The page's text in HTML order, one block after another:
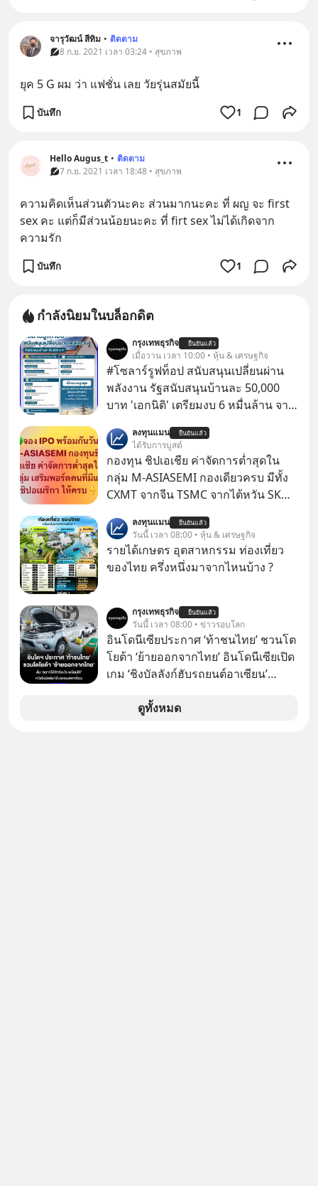
จารุวัฒน์ สีทิม • ติดตาม
8 ก.ย. 2021 เวลา 03:24 • สุขภาพ
ยุค 5 G ผม ว่า แฟชั่น เลย วัยรุ่นสมัยนี้
บันทึก 1
Hello Augus_t • ติดตาม
7 ก.ย. 2021 เวลา 18:48 • สุขภาพ
ความคิดเห็นส่วนตัวนะคะ ส่วนมากนะคะ ที่ ผญ จะ first
sex คะ แต่ก็มีส่วนน้อยนะคะ ที่ firt sex ไม่ได้เกิดจาก
ความรัก
บันทึก 1
กำลังนิยมในบล็อกดิต
กรุงเทพธุรกิจ ยืนยันแล้ว
เมื่อวาน เวลา 10:00 • หุ้น & เศรษฐกิจ
#โซลาร์รูฟท็อป สนับสนุนเปลี่ยนผ่าน
พลังงาน รัฐสนับสนุนบ้านละ 50,000
บาท 'เอกนิติ' เตรียมงบ 6 หมื่นล้าน จาก
Rooftop’ อุดหนุน 5 หมื่นต่อครัวเรือน
ตั้งเป้า 5 แสน 1 ล้านครัวเรือน ดึงแบงก์
รัฐปล่อยกู้ดอกเบี้ยต่ำ
ลงทุนแมน ยืนยันแล้ว
ได้รับการบูสต์
กองทุน ชิปเอเชีย ค่าจัดการต่ำสุดใน
กลุ่ม M-ASIASEMI กองเดียวครบ มีทั้ง
CXMT จากจีน TSMC จากไต้หวัน SK
ลงทุนแมน ยืนยันแล้ว
วันนี้ เวลา 08:00 • หุ้น & เศรษฐกิจ
รายได้เกษตร อุตสาหกรรม ท่องเที่ยว
ของไทย ครึ่งหนึ่งมาจากไหนบ้าง ?
กรุงเทพธุรกิจ ยืนยันแล้ว
วันนี้ เวลา 08:00 • ข่าวรอบโลก
อินโดนีเซียประกาศ ‘ท้าชนไทย’ ชวนโต
โยต้า ‘ย้ายออกจากไทย’ อินโดนีเซียเปิด
เกม ‘ชิงบัลลังก์ฮับรถยนต์อาเซียน’
คลังของอินโดฯ เรียกร้อง ‘โตโยต้า’ ย้าย
ดูทั้งหมด